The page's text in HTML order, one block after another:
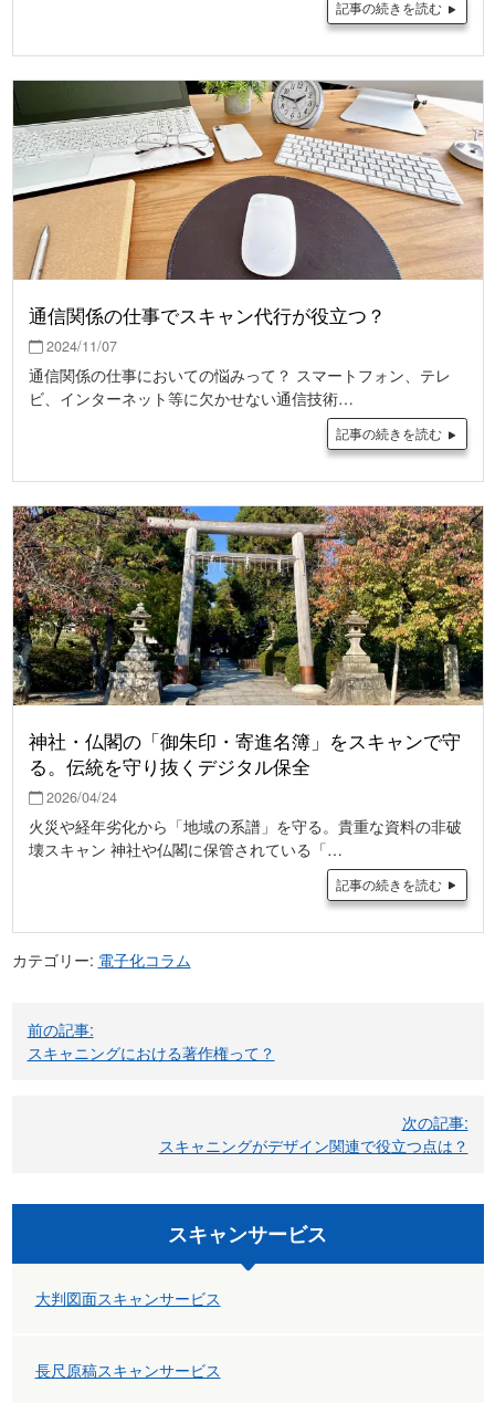
記事の続きを読む
通信関係の仕事でスキャン代行が役立つ？
2024/11/07
通信関係の仕事においての悩みって？ スマートフォン、テレ
ビ、インターネット等に欠かせない通信技術…
記事の続きを読む
神社・仏閣の「御朱印・寄進名簿」をスキャンで守
る。伝統を守り抜くデジタル保全
2026/04/24
火災や経年劣化から「地域の系譜」を守る。貴重な資料の非破
壊スキャン 神社や仏閣に保管されている「…
記事の続きを読む
カテゴリー: 電子化コラム
投
稿
ー
ョ
ン
前の記事:
スキャニングにおける著作権って？
次の記事:
スキャニングがデザイン関連で役立つ点は？
スキャンサービス
大判図面スキャンサービス
長尺原稿スキャンサービス